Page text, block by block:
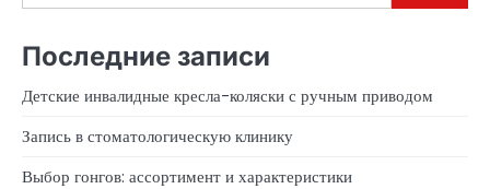
Последние записи
Детские инвалидные кресла-коляски с ручным приводом
Запись в стоматологическую клинику
Выбор гонгов: ассортимент и характеристики